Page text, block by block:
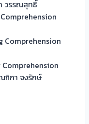
วรรณสุทธิ์
ฑิกา จงรักษ์